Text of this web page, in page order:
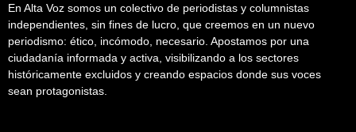
En Alta Voz somos un colectivo de periodistas y columnistas
independientes, sin fines de lucro, que creemos en un nuevo
periodismo: ético, incómodo, necesario. Apostamos por una
ciudadanía informada y activa, visibilizando a los sectores
históricamente excluidos y creando espacios donde sus voces
sean protagonistas.